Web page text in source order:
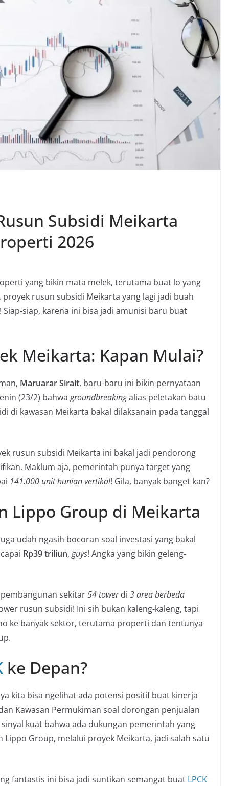
Subsidi Meikarta
2026
yang bikin mata melek, terutama buat lo yang
proyek rusun subsidi Meikarta yang lagi jadi buah
siap, karena ini bisa jadi amunisi baru buat
Meikarta: Kapan Mulai?
Maruarar Sirait, baru-baru ini bikin pernyataan
(23/2) bahwa groundbreakingalias peletakan batu
di kawasan Meikarta bakal dilaksanain pada tanggal
rusun subsidi Meikarta ini bakal jadi pendorong
Maklum aja, pemerintah punya target yang
141.000 unit hunian vertikal! Gila, banyak banget kan?
Lippo Group di Meikarta
udah ngasih bocoran soal investasi yang bakal
Rp39 triliun, guys! Angka yang bikin geleng-
sekitar54 towerdi 3 area berbeda
rusun subsidi! Ini sih bukan kaleng-kaleng, tapi
ke banyak sektor, terutama properti dan tentunya
ke Depan?
kita bisa ngelihat ada potensi positif buat kinerja
Kawasan Permukiman soal dorongan penjualan
kuat bahwa ada dukungan pemerintah yang
Group, melalui proyek Meikarta, jadi salah satu
fantastis ini bisa jadi suntikan semangat buat LPCK